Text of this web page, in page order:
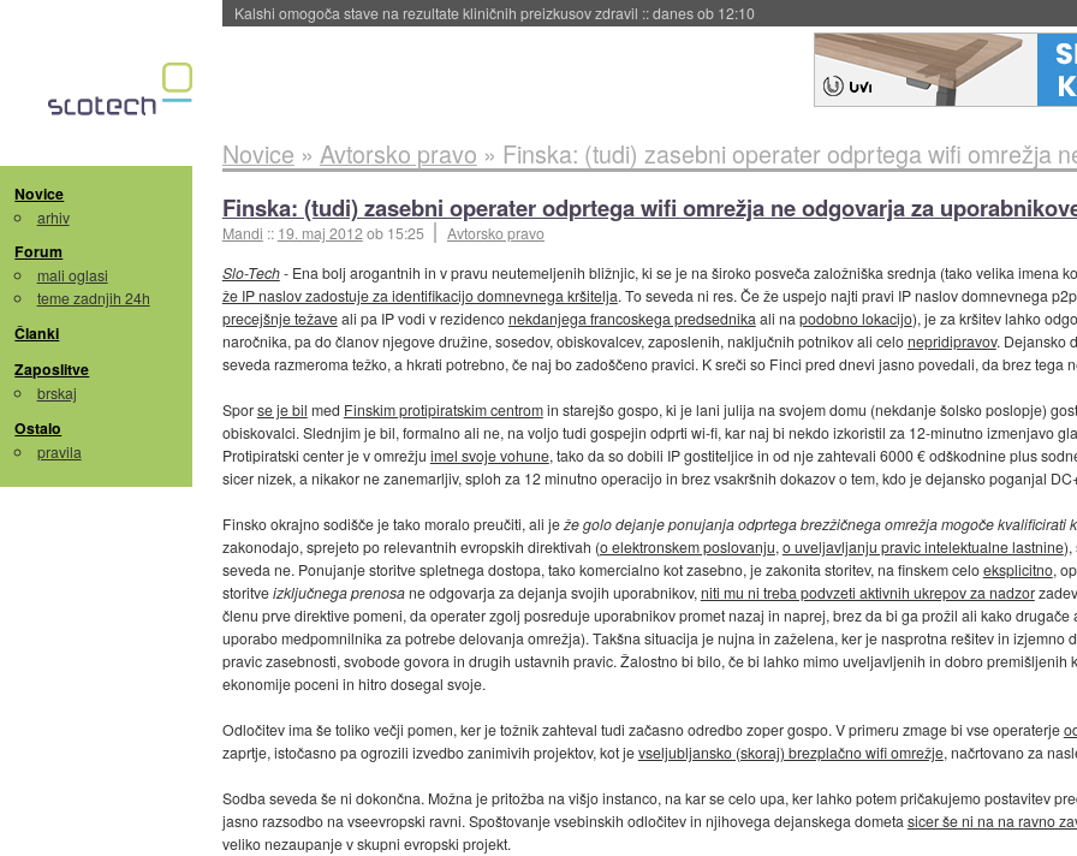
Sandisk že prodal več kot polovico SSD-jev za naslednji dve leti::danes ob 11:37
Novice
arhiv
Forum
mali oglasi
teme zadnjih 24h
Članki
Zaposlitve
brskaj
Ostalo
pravila
Novice » Avtorsko pravo » Finska: (tudi) zasebni operater odprtega wifi omrežja ne odgovarja za
Finska: (tudi) zasebni operater odprtega wifi omrežja ne odgovarja za
Mandi :: 19. maj 2012ob 15:25
Avtorsko pravo
Slo-Tech- Ena bolj arogantnih in v pravu neutemeljenih bližnjic, ki se je na široko posveča založniška srednja (tako velika imena
že IP naslov zadostuje za identifikacijo domnevnega kršitelja. To seveda ni res. Če že uspejo najti pravi IP naslov domnevnega
precejšnje težaveali pa IP vodi v rezidenconekdanjega francoskega predsednika ali na podobno lokacijo), je za kršitev lahko
naročnika, pa do članov njegove družine, sosedov, obiskovalcev, zaposlenih, naključnih potnikov ali celonepridipravov. Dejansko
seveda razmeroma težko, a hkrati potrebno, če naj bo zadoščeno pravici. K sreči so Finci pred dnevi jasno povedali, da brez tega
Sporse je bil med Finskim protipiratskim centromin starejšo gospo, ki je lani julija na svojem domu (nekdanje šolsko poslopje)
obiskovalci. Slednjim je bil, formalno ali ne, na voljo tudi gospejin odprti wi-fi, kar naj bi nekdo izkoristil za 12-minutno izmenjavo
Protipiratski center je v omrežju imel svoje vohune, tako da so dobili IP gostiteljice in od nje zahtevali 6000 € odškodnine plus
sicer nizek, a nikakor ne zanemarljiv, sploh za 12 minutno operacijo in brez vsakršnih dokazov o tem, kdo je dejansko poganjal
Finsko okrajno sodišče je tako moralo preučiti, ali ježe golo dejanje ponujanja odprtega brezžičnega omrežja mogoče kvalificirati
zakonodajo, sprejeto po relevantnih evropskih direktivah (o elektronskem poslovanju, o uveljavljanju pravic intelektualne lastnine),
seveda ne. Ponujanje storitve spletnega dostopa, tako komercialno kot zasebno, je zakonita storitev, na finskem celoeksplicitno,
storitveizključnega prenosane odgovarja za dejanja svojih uporabnikov, niti mu ni treba podvzeti aktivnih ukrepov za nadzor
členu prve direktive pomeni, da operater zgolj posreduje uporabnikov promet nazaj in naprej, brez da bi ga prožil ali kako
uporabo medpomnilnika za potrebe delovanja omrežja). Takšna situacija je nujna in zaželena, ker je nasprotna rešitev in izjemno
pravic zasebnosti, svobode govora in drugih ustavnih pravic. Žalostno bi bilo, če bi lahko mimo uveljavljenih in dobro premišljenih
ekonomije poceni in hitro dosegal svoje.
Odločitev ima še toliko večji pomen, ker je tožnik zahteval tudi začasno odredbo zoper gospo. V primeru zmage bi vse operaterje
zaprtje, istočasno pa ogrozili izvedbo zanimivih projektov, kot jevseljubljansko (skoraj) brezplačno wifi omrežje, načrtovano za
Sodba seveda še ni dokončna. Možna je pritožba na višjo instanco, na kar se celo upa, ker lahko potem pričakujemo postavitev
jasno razsodbo na vseevropski ravni. Spoštovanje vsebinskih odločitev in njihovega dejanskega dometa sicer še ni na na ravno
veliko nezaupanje v skupni evropski projekt.